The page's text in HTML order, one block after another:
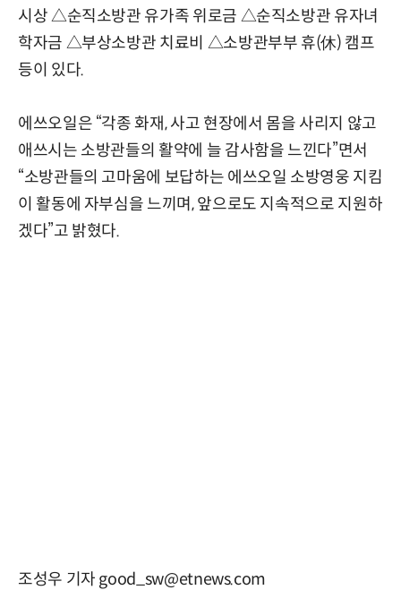
시상 △순직소방관 유가족 위로금 △순직소방관 유자녀
학자금 △부상소방관 치료비 △소방관부부 휴(休) 캠프
등이 있다.
에쓰오일은 “각종 화재, 사고 현장에서 몸을 사리지 않고
애쓰시는 소방관들의 활약에 늘 감사함을 느낀다”면서
“소방관들의 고마움에 보답하는 에쓰오일 소방영웅 지킴
이 활동에 자부심을 느끼며, 앞으로도 지속적으로 지원하
겠다”고 밝혔다.
조성우 기자 good_sw@etnews.com